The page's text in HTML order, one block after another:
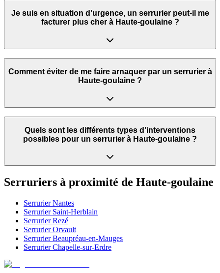
Je suis en situation d'urgence, un serrurier peut‑il me
facturer plus cher à Haute-goulaine ?
Comment éviter de me faire arnaquer par un serrurier à
Haute-goulaine ?
Quels sont les différents types d’interventions
possibles pour un serrurier à Haute-goulaine ?
Serruriers à proximité de Haute-goulaine
SerrurierNantes
Serrurier Saint-Herblain
SerrurierRezé
SerrurierOrvault
SerrurierBeaupréau-en-Mauges
SerrurierChapelle-sur-Erdre